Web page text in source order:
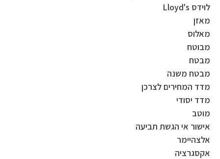
לוידס Lloyd's
מאזן
מאלוס
מבוטח
מבטח
מבטח משנה
מדד המחירים לצרכן
מדד יסודי
מוטב
אישור אי הגשת תביעה
אלצהיימר
אקסגרציה